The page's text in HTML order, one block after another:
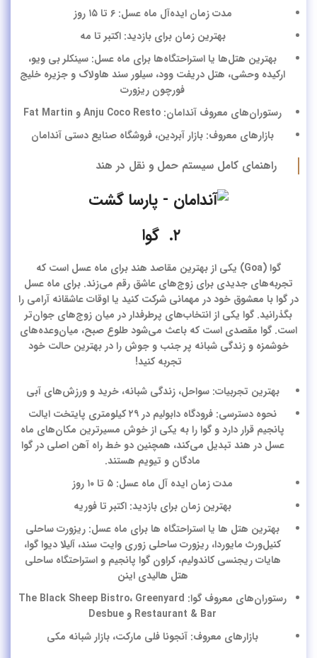
مدت زمان ایده‌آل ماه عسل: ۶ تا ۱۵ روز
بهترین زمان برای بازدید: اکتبر تا مه
بهترین هتل‌ها یا استراحتگاه‌ها برای ماه عسل: سینکلر بی ویو،
ارکیده وحشی، هتل دریفت وود، سیلور سند هاولاک و جزیره خلیج
فورچون ریزورت
رستوران‌های معروف آندامان: Anju Coco Resto و Fat Martin
بازارهای معروف: بازار آبردین، فروشگاه صنایع دستی آندامان
راهنمای کامل سیستم حمل و نقل در هند
۲. گوا
گوا (Goa) یکی از بهترین مقاصد هند برای ماه عسل است که
تجربه‌های جدیدی برای زوج‌های عاشق رقم می‌زند. برای ماه عسل
در گوابا معشوق خود در مهمانی شرکت کنید یا اوقات عاشقانه آرامی را
بگذرانید. گوا یکی از انتخاب‌های پرطرفدار در میان زوج‌های جوان‌تر
است. گوا مقصدی است که باعث می‌شود طلوع صبح، میان‌وعده‌های
خوشمزه و زندگی شبانه پر جنب و جوش را در بهترین حالت خود
تجربه کنید!
بهترین تجربیات: سواحل، زندگی شبانه، خرید و ورزش‌های آبی
نحوه دسترسی: فرودگاه دابولیم در ۲۹ کیلومتری پایتخت ایالت
پانجیم قرار دارد و گوا را به یکی از خوش مسیرترین مکان‌های ماه
عسل در هند تبدیل می‌کند، همچنین دو خط راه آهن اصلی در گوا
مادگان و تیویم هستند.
مدت زمان ایده آل ماه عسل: ۵ تا ۱۰ روز
بهترین زمان برای بازدید: اکتبر تا فوریه
بهترین هتل ها یا استراحتگاه ها برای ماه عسل: ریزورت ساحلی
کنیل‌ورث مایوردا، ریزورت ساحلی زوری وایت سند، آلیلا دیوا گوا،
هایات ریجنسی کاندولیم، کراون گوا پانجیم و استراحتگاه ساحلی
هتل هالیدی اینن
رستوران‌های معروف گوا: The Black Sheep Bistro، Greenyard
Restaurant & Bar و Desbue
بازارهای معروف: آنجونا فلی مارکت، بازار شبانه مکی